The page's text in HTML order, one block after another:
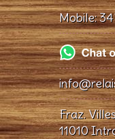
Mobile:
Fraz.
11010